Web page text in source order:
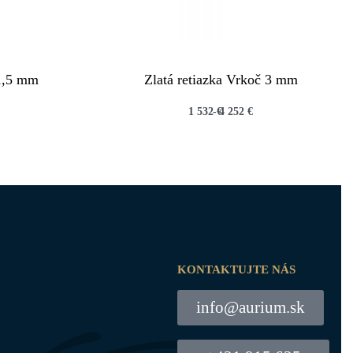
mm Zlatá retiazka Vrkoč 3 mm
1 532€4 252 €
KONTAKTUJTE NÁS
info@aurium.sk